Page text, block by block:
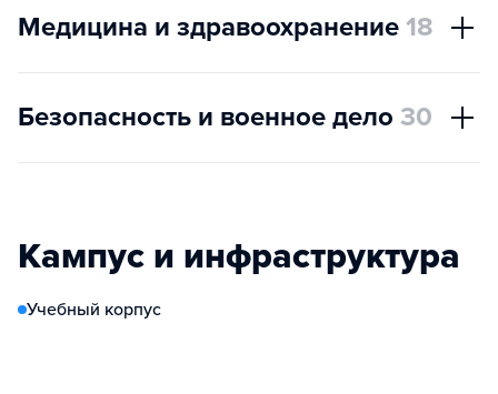
Медицина и здравоохранение 18
Безопасность и военное дело 30
Кампус и инфраструктура
Учебный корпус